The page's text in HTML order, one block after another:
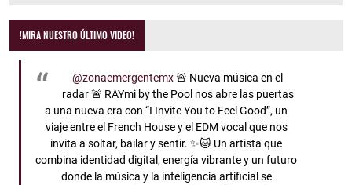
!MIRA NUESTRO ÚLTIMO VIDEO!
@zonaemergentemx🚨 Nueva música en el
radar 🚨 RAYmi by the Pool nos abre las puertas
a una nueva era con “I Invite You to Feel Good”, un
viaje entre el French House y el EDM vocal que nos
invita a soltar, bailar y sentir. ✨🐱 Un artista que
combina identidad digital, energía vibrante y un futuro
donde la música y la inteligencia artificial se